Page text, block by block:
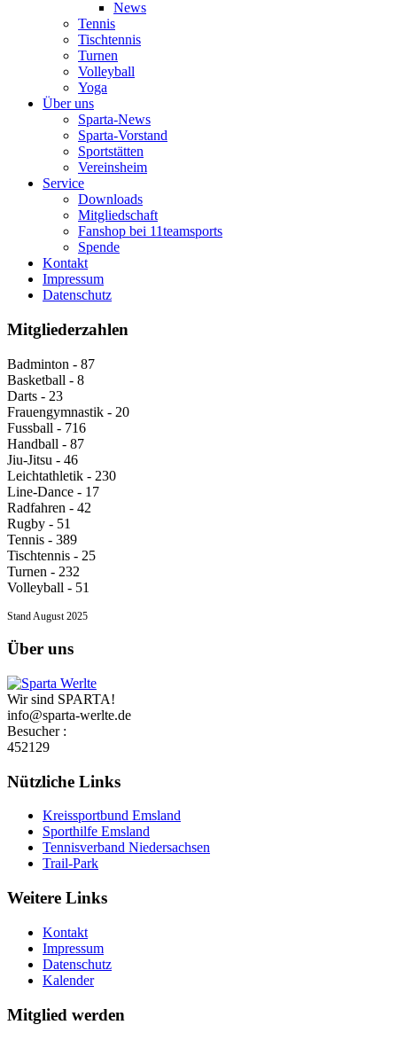
News
Tennis
Tischtennis
Turnen
Volleyball
Yoga
Über uns
Sparta-News
Sparta-Vorstand
Sportstätten
Vereinsheim
Service
Downloads
Mitgliedschaft
Fanshop bei 11teamsports
Spende
Kontakt
Impressum
Datenschutz
Mitgliederzahlen
Badminton - 87
Basketball - 8
Darts - 23
Frauengymnastik - 20
Fussball - 716
Handball - 87
Jiu-Jitsu - 46
Leichtathletik - 230
Line-Dance - 17
Radfahren - 42
Rugby - 51
Tennis - 389
Tischtennis - 25
Turnen - 232
Volleyball - 51
Stand August 2025
Über uns
Wir sind SPARTA!
info@sparta-werlte.de
Besucher :
452129
Nützliche Links
Kreissportbund Emsland
Sporthilfe Emsland
Tennisverband Niedersachsen
Trail-Park
Weitere Links
Kontakt
Impressum
Datenschutz
Kalender
Mitglied werden